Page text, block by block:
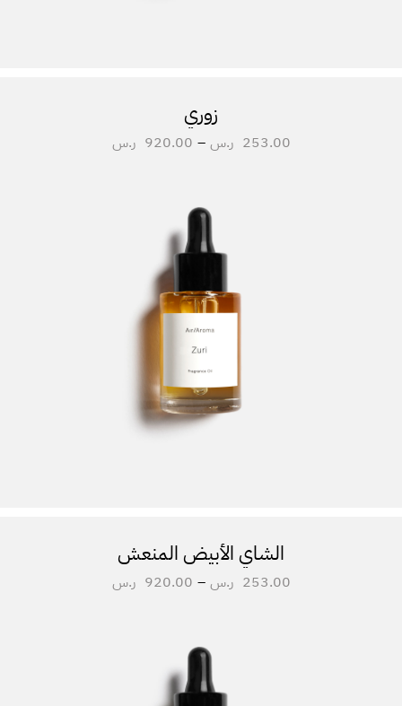
زوري
253.00 ر.س –
920.00 ر.س
الشاي الأبيض المنعش
253.00 ر.س –
920.00 ر.س